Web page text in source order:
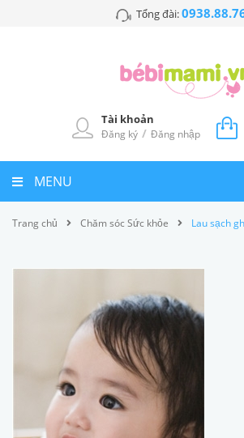
Tổng đài:
Tài khoản
Đăng ký / Đăng nhập
MENU
Trang chủ Chăm sóc Sức khỏe Lau sạch